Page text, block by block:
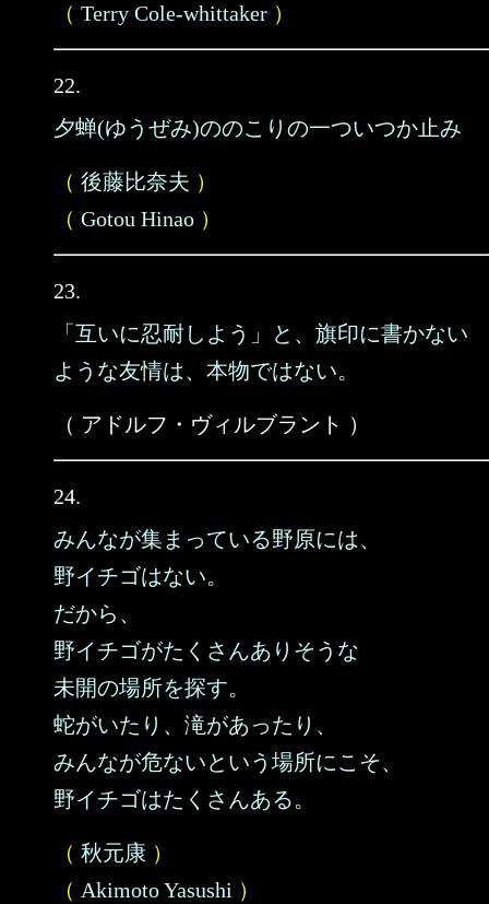
（ Terry Cole‐whittaker ）
22.
夕蝉(ゆうぜみ)ののこりの一ついつか止み
（ 後藤比奈夫 ）
（ Gotou Hinao ）
23.
「互いに忍耐しよう」と、旗印に書かない
ような友情は、本物ではない。
（ アドルフ・ヴィルブラント ）
24.
みんなが集まっている野原には、
野イチゴはない。
だから、
野イチゴがたくさんありそうな
未開の場所を探す。
蛇がいたり、滝があったり、
みんなが危ないという場所にこそ、
野イチゴはたくさんある。
（ 秋元康 ）
（ Akimoto Yasushi ）